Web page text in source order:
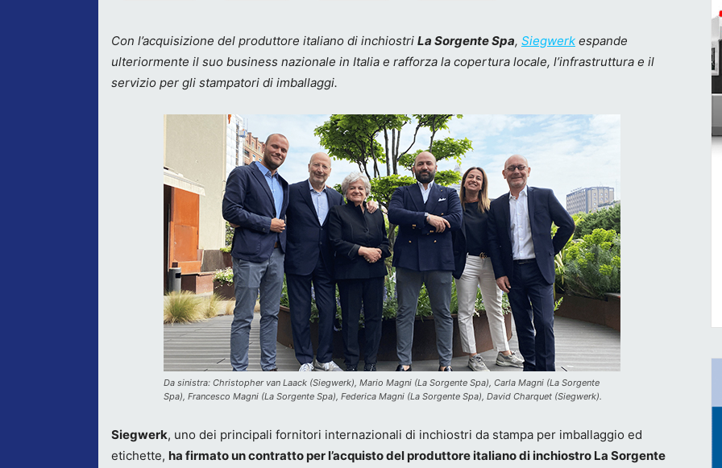
Con l’acquisizione del produttore italiano di inchiostri La Sorgente Spa, Siegwerk espande
ulteriormente il suo business nazionale in Italia e rafforza la copertura locale, l’infrastruttura e il
servizio per gli stampatori di imballaggi.
Da sinistra: Christopher van Laack (Siegwerk), Mario Magni (La Sorgente Spa), Carla Magni (La Sorgente
Spa), Francesco Magni (La Sorgente Spa), Federica Magni (La Sorgente Spa), David Charquet (Siegwerk).
Siegwerk, uno dei principali fornitori internazionali di inchiostri da stampa per imballaggio ed
etichette, ha firmato un contratto per l’acquisto del produttore italiano di inchiostro La Sorgente